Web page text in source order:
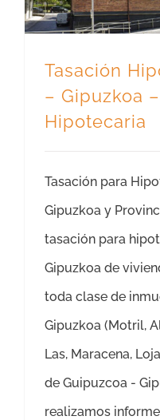
Tasación
– Gipuzkoa
Hipotecaria
Tasación para
Gipuzkoa y
tasación para
Gipuzkoa de
toda clase de
Gipuzkoa (Motril,
Las, Maracena,
de Guipuzcoa -
realizamos